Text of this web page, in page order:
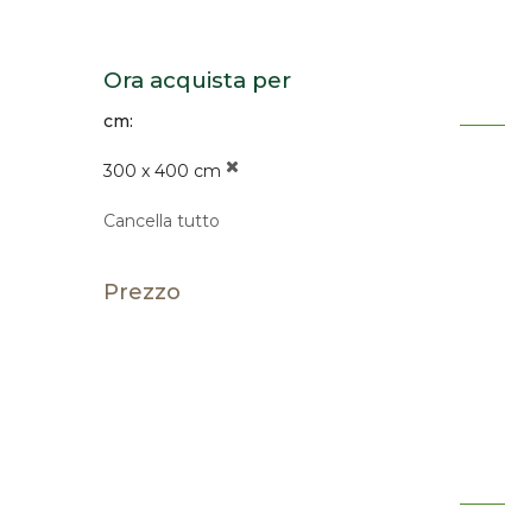
Ora acquista per
cm
300 x 400 cm
Cancella tutto
Prezzo